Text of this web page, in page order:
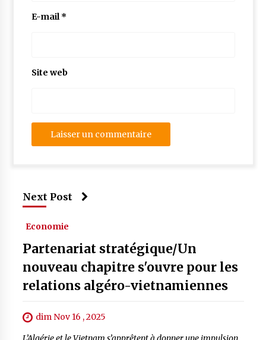
E-mail*
Site web
Next Post
Economie
Partenariat stratégique/Un
nouveau chapitre s'ouvre pour les
relations algéro-vietnamiennes
dim Nov 16 , 2025